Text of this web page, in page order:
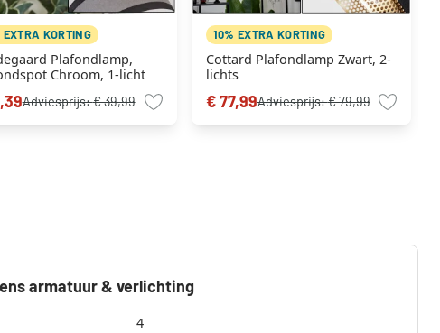
EXTRA KORTING
Plafondlamp,
Chroom, 1-licht
Adviesprijs:€ 39,99
10% EXTRA KORTING
Cottard Plafondlamp Zwart, 2-
lichts
€ 77,99Adviesprijs:€ 79,99
armatuur & verlichting
4